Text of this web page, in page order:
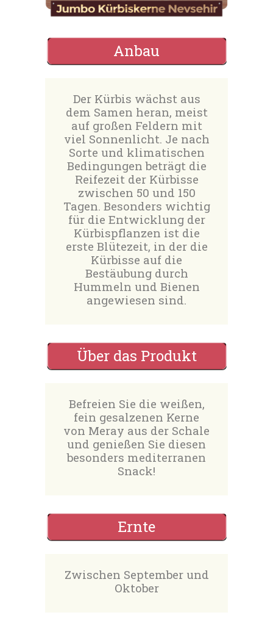
Anbau
Der Kürbis wächst aus
dem Samen heran, meist
auf großen Feldern mit
viel Sonnenlicht. Je nach
Sorte und klimatischen
Bedingungen beträgt die
Reifezeit der Kürbisse
zwischen 50 und 150
Tagen. Besonders wichtig
für die Entwicklung der
Kürbispflanzen ist die
erste Blütezeit, in der die
Kürbisse auf die
Bestäubung durch
Hummeln und Bienen
angewiesen sind.
Über das Produkt
Befreien Sie die weißen,
fein gesalzenen Kerne
von Meray aus der Schale
und genießen Sie diesen
besonders mediterranen
Snack!
Ernte
Zwischen September und
Oktober